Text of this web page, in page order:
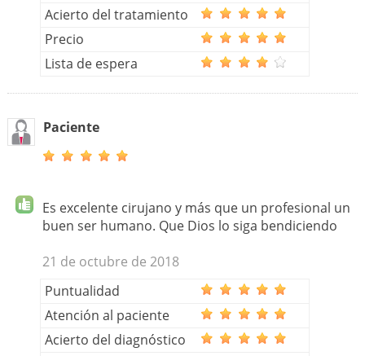
Acierto del tratamiento
Precio
Lista de espera
Paciente
Es excelente cirujano y más que un profesional un
buen ser humano. Que Dios lo siga bendiciendo
21 de octubre de 2018
Puntualidad
Atención al paciente
Acierto del diagnóstico